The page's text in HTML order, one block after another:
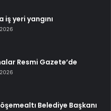
iş yeri yangını
Resmi Gazete’de
Belediye Başkanı